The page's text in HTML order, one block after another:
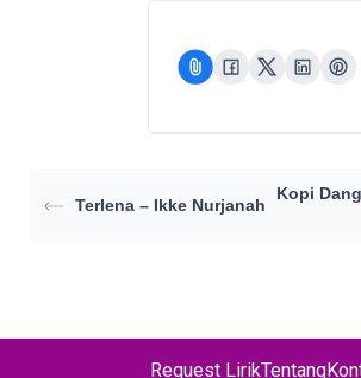
Terlena – Ikke Nurjanah
Kopi
Request LirikTentang